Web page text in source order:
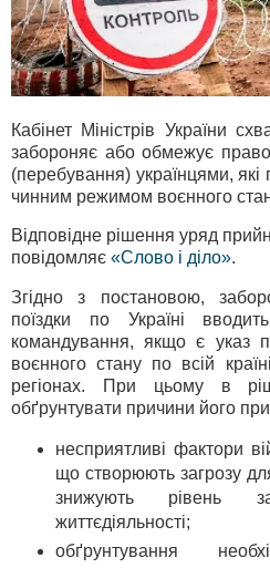
Кабінет Міністрів України
забороняє або обмежує
(перебування) українцями, які
чинним режимом воєнного
Відповідне рішення уряд
повідомляє «Слово і діло».
Згідно з постановою,
поїздки по Україні
командування, якщо є указ
воєнного стану по всій
регіонах. При цьому в
обґрунтувати причини його
несприятливі фактори
що створюють загрозу
знижують рівень
життєдіяльності;
обґрунтування